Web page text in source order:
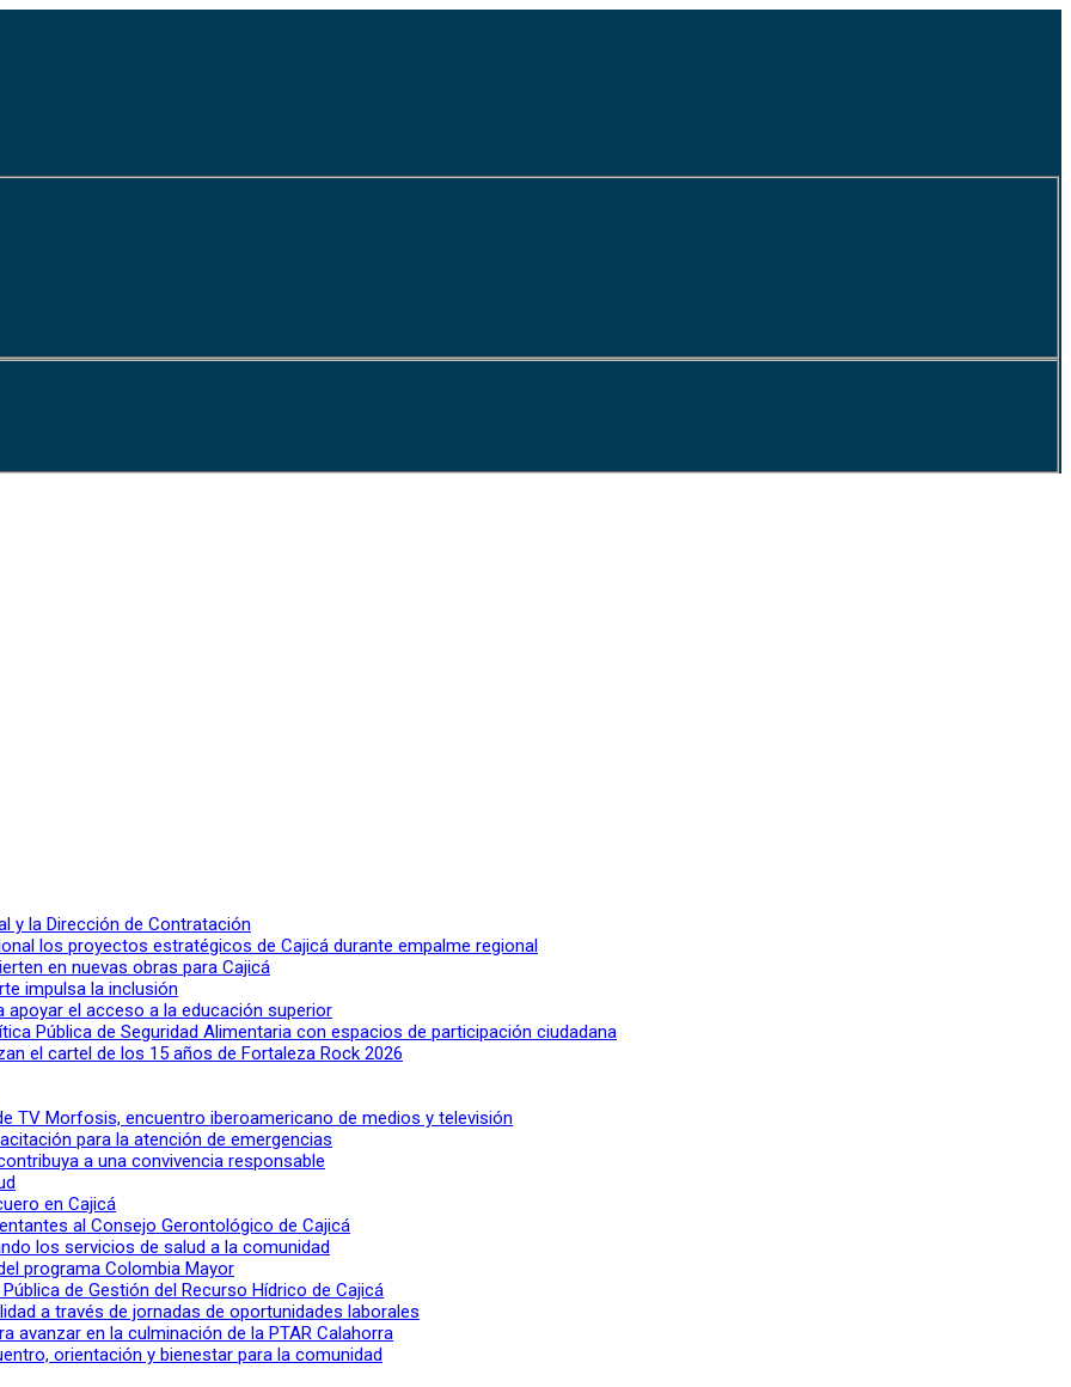
y la Dirección de Contratación
los proyectos estratégicos de Cajicá durante empalme regional
en nuevas obras para Cajicá
impulsa la inclusión
apoyar el acceso a la educación superior
Pública de Seguridad Alimentaria con espacios de participación ciudadana
el cartel de los 15 años de Fortaleza Rock 2026
TV Morfosis, encuentro iberoamericano de medios y televisión
para la atención de emergencias
a una convivencia responsable
en Cajicá
al Consejo Gerontológico de Cajicá
los servicios de salud a la comunidad
programa Colombia Mayor
de Gestión del Recurso Hídrico de Cajicá
a través de jornadas de oportunidades laborales
avanzar en la culminación de la PTAR Calahorra
orientación y bienestar para la comunidad